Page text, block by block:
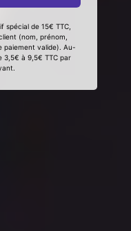
spécial de 15€ TTC,
(nom, prénom,
paiement valide). Au-
3,5€ à 9,5€ TTC par